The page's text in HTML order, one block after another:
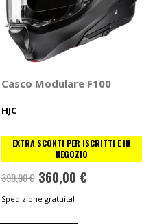
Casco Modulare F100
HJC
EXTRA SCONTI PER ISCRITTI E IN
NEGOZIO
399,90 € 360,00 €
Spedizione gratuita!